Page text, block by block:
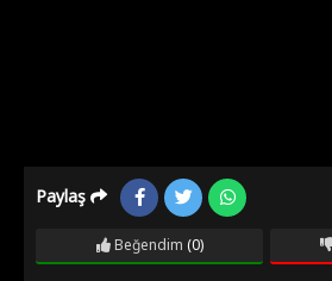
Paylaş
Beğendim (0)